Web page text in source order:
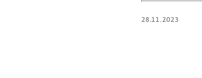
28.11.2023